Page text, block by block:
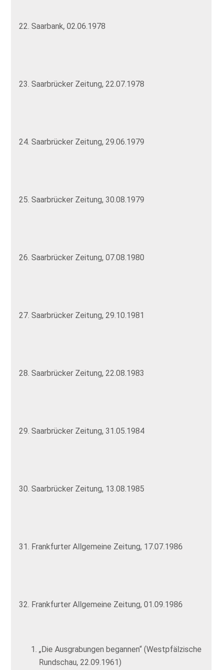
22. Saarbank, 02.06.1978
23. Saarbrücker Zeitung, 22.07.1978
24. Saarbrücker Zeitung, 29.06.1979
25. Saarbrücker Zeitung, 30.08.1979
26. Saarbrücker Zeitung, 07.08.1980
27. Saarbrücker Zeitung, 29.10.1981
28. Saarbrücker Zeitung, 22.08.1983
29. Saarbrücker Zeitung, 31.05.1984
30. Saarbrücker Zeitung, 13.08.1985
31. Frankfurter Allgemeine Zeitung, 17.07.1986
32. Frankfurter Allgemeine Zeitung, 01.09.1986
„Die Ausgrabungen begannen“ (Westpfälzische
Rundschau, 22.09.1961)